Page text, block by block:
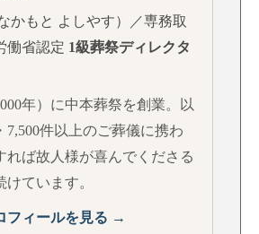
なかもと よしやす）／専務取
働省認定 1級葬祭ディレクタ
年）に中本葬祭を創業。以
7,500件以上のご葬儀に携わ
れば故人様が喜んでくださる
ています。
フィールを見る →